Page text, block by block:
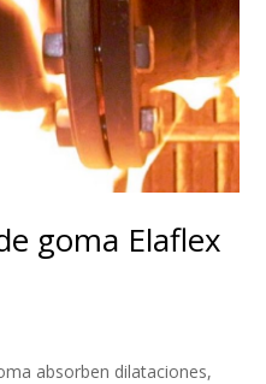
goma Elaflex
absorben dilataciones,